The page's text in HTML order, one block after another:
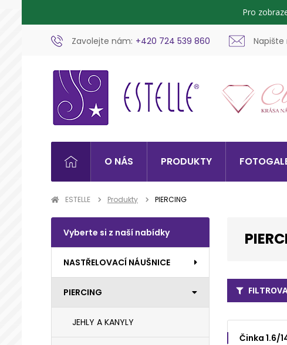
Pro
Zavolejte nám: +420 724 539 860 Napište
O NÁS PRODUKTY
ESTELLE Produkty PIERCING
Vyberte si z naší nabídky
NASTŘELOVACÍ NÁUŠNICE
PIERCING
JEHLY A KANYLY
Činka 1.6/